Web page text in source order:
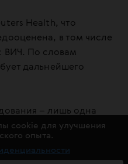
Health, что
в том числе
ВИЧ. По словам
дальнейшего
– лишь одна
Health автор
Эккард. – В конечном
решению проблемы
cookie для улучшения
опыта.